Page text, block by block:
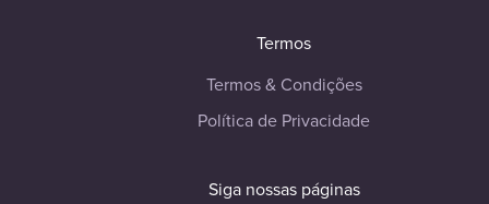
Termos
Termos & Condições
Política de Privacidade
Siga nossas páginas